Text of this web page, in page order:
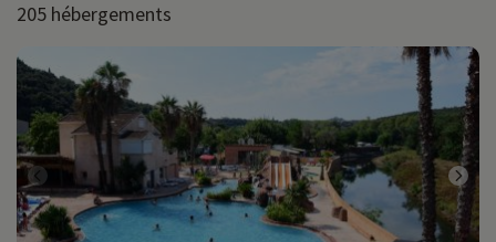
205 hébergements